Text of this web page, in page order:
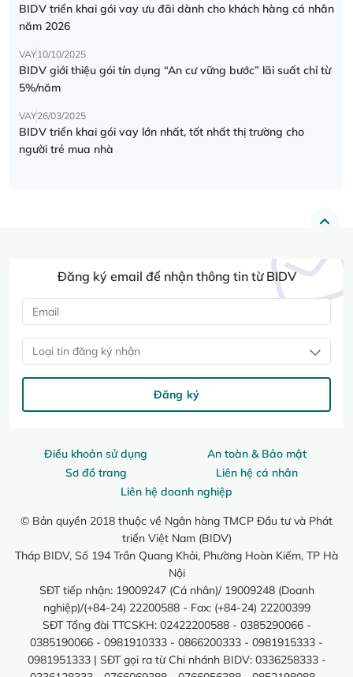
BIDV triển khai gói vay ưu đãi dành cho khách hàng cá nhân
năm 2026
VAY10/10/2025
BIDV giới thiệu gói tín dụng “An cư vững bước” lãi suất chỉ từ
5%/năm
VAY26/03/2025
BIDV triển khai gói vay lớn nhất, tốt nhất thị trường cho
người trẻ mua nhà
Điều khoản sử dụng
An toàn & Bảo mật
Sơ đồ trang
Liên hệ cá nhân
Liên hệ doanh nghiệp
© Bản quyền 2018 thuộc về Ngân hàng TMCP Đầu tư và Phát
triển Việt Nam (BIDV)
Tháp BIDV, Số 194 Trần Quang Khải, Phường Hoàn Kiếm, TP Hà
Nội
SĐT tiếp nhận: 19009247 (Cá nhân)/ 19009248 (Doanh
nghiệp)/(+84-24) 22200588 - Fax: (+84-24) 22200399
SĐT Tổng đài TTCSKH: 02422200588 - 0385290066 -
0385190066 - 0981910333 - 0866200333 - 0981915333 -
0981951333 | SĐT gọi ra từ Chi nhánh BIDV: 0336258333 -
Đăng ký email để nhận thông tin từ BIDV
Loại tin đăng ký nhận
Đăng ký